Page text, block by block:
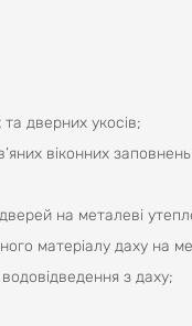
дверних укосів;
віконних
на металеві
матеріалу даху на
з даху;